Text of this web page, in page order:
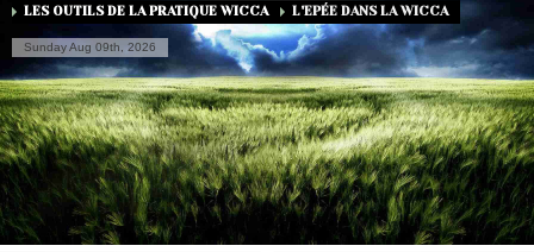
LES OUTILS DE LA PRATIQUE WICCA
L'EPÉE DANS LA WICCA
Sunday Aug 09th, 2026